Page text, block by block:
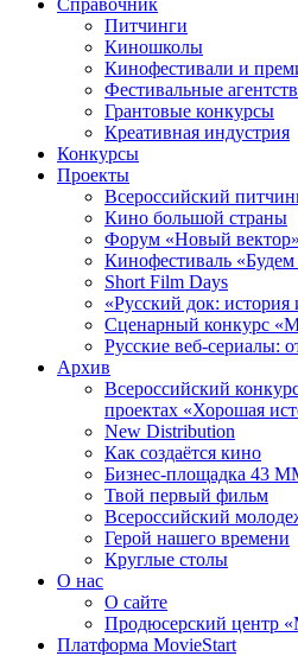
Справочник
Питчинги
Киношколы
Кинофестивали и
Фестивальные
Грантовые конкурсы
Креативная индустрия
Конкурсы
Проекты
Всероссийский
Кино большой страны
Форум «Новый вектор»
Кинофестиваль
Short Film Days
«Русский док: история
Сценарный конкурс
Русские веб-сериалы:
Архив
Всероссийский
проектах «Хорошая
New Distribution
Как создаётся кино
Бизнес-площадка 43
Твой первый фильм
Всероссийский
Герой нашего времени
Круглые столы
О нас
О сайте
Продюсерский центр
Платформа MovieStart